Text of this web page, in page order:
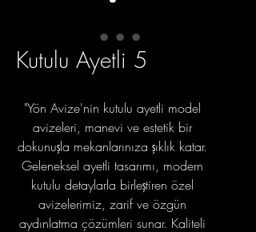
Kutulu Ayetli 5
"Yön Avize'nin kutulu ayetli model
avizeleri, manevi ve estetik bir
dokunuşla mekanlarınıza şıklık katar.
Geleneksel ayetli tasarımı, modern
kutulu detaylarla birleştiren özel
avizelerimiz, zarif ve özgün
aydınlatma çözümleri sunar. Kaliteli